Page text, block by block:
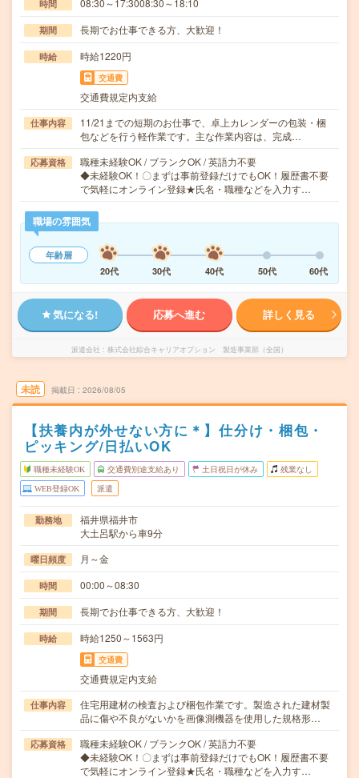
時間 08:30～17:3008:30～18:10
期間 長期でお仕事できる方、大歓迎！
時給 時給1220円
交通費
交通費規定内支給
仕事内容
11/21までの短期のお仕事で、卓上カレンダーの包装・梱
包などを行う軽作業です。主な作業内容は、完成…
応募資格
職種未経験OK / ブランクOK / 英語力不要
◆未経験OK！〇まずは事前登録だけでもOK！履歴書不要
で気軽にオンライン登録★氏名・職種などを入力す…
職場の雰囲気
年齢層
20代
30代 40代 50代 60代
気になる! 応募へ進む 詳しく見る
派遣会社 株式会社綜合キャリアオプション 製造事業部（全国）
未読 掲載日 2026/08/05
【扶養内が外せない方に＊】仕分け・梱包・
ピッキング/日払いOK
職種未経験OK 交通費別途支給あり 土日祝日が休み 残業なし
WEB登録OK 派遣
勤務地
福井県福井市
大土呂駅から車9分
曜日頻度 月～金
時間 00:00～08:30
期間 長期でお仕事できる方、大歓迎！
時給 時給1250～1563円
交通費
交通費規定内支給
仕事内容
住宅用建材の検査および梱包作業です。製造された建材製
品に傷や不良がないかを画像測機器を使用した規格形…
応募資格
職種未経験OK / ブランクOK / 英語力不要
◆未経験OK！〇まずは事前登録だけでもOK！履歴書不要
で気軽にオンライン登録★氏名・職種などを入力す…